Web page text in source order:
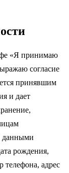
«Я принимаю
согласие
принявшим
и дает
данными
рождения,
телефона, адрес